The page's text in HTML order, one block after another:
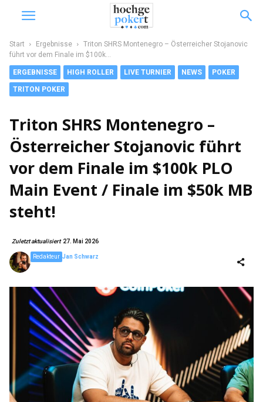
Start Ergebnisse
Triton SHRS Montenegro – Österreicher Stojanovic
führt vor dem Finale im $100k...
ERGEBNISSE HIGH ROLLER LIVE TURNIER NEWS POKER
TRITON POKER
Triton SHRS Montenegro –
Österreicher Stojanovic führt
vor dem Finale im $100k PLO
Main Event / Finale im $50k MB
steht!
Zuletzt aktualisiert 27. Mai 2026
Jan Schwarz
Redakteur